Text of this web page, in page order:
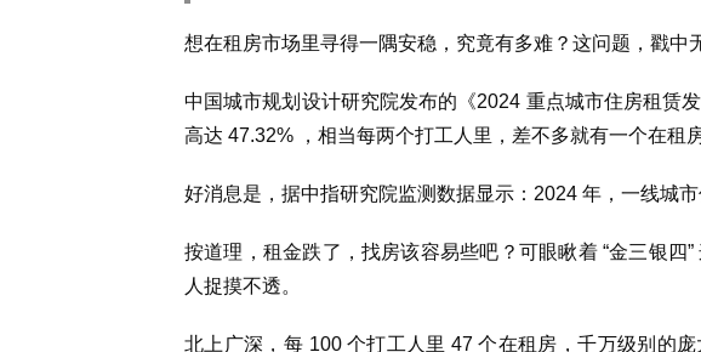
想在租房市场里寻得一隅安稳，究竟有多难？这问题，戳中
中国城市规划设计研究院发布的《2024 重点城市住房租赁
高达 47.32% ，相当每两个打工人里，差不多就有一个在租房
好消息是，据中指研究院监测数据显示：2024 年，一线城市
按道理，租金跌了，找房该容易些吧？可眼瞅着 “金三银四
人捉摸不透。
北上广深，每 100 个打工人里 47 个在租房，千万级别的